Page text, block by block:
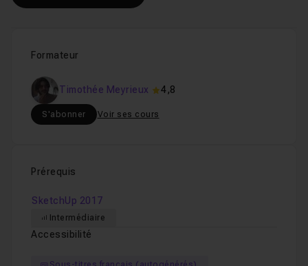
Formateur
Timothée Meyrieux 4,8
S'abonner Voir ses cours
Prérequis
SketchUp 2017
Intermédiaire
Accessibilité